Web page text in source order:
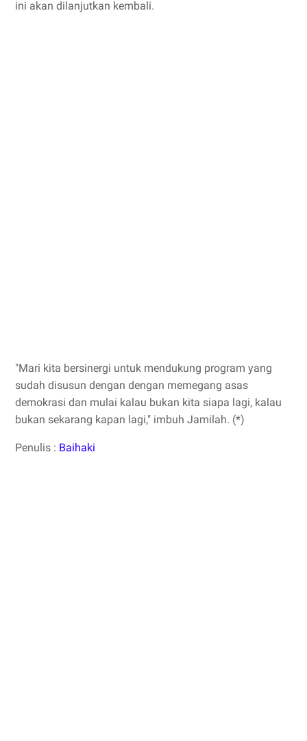
ini akan dilanjutkan kembali.
"Mari kita bersinergi untuk mendukung program yang
sudah disusun dengan dengan memegang asas
demokrasi dan mulai kalau bukan kita siapa lagi, kalau
bukan sekarang kapan lagi," imbuh Jamilah. (*)
Penulis : Baihaki